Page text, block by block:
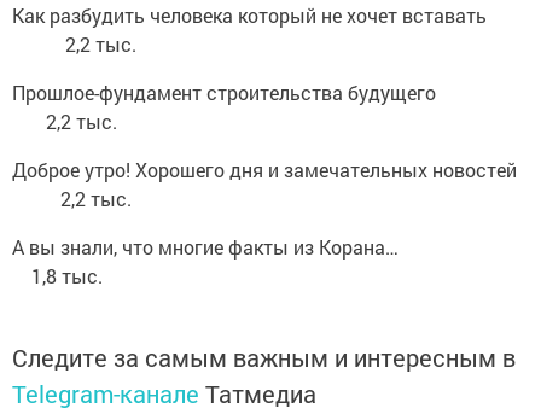
Как разбудить человека который не хочет вставать
2,2 тыс.
Прошлое-фундамент строительства будущего
2,2 тыс.
Доброе утро! Хорошего дня и замечательных новостей
2,2 тыс.
А вы знали, что многие факты из Корана…
1,8 тыс.
Следите за самым важным и интересным в
Telegram-канале Татмедиа